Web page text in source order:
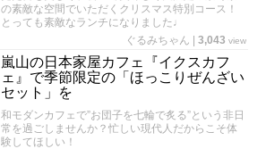
の素敵な空間でいただくクリスマス特別コース！
とっても素敵なランチになりました♩
ぐるみちゃん
3,043 view
嵐山の日本家屋カフェ『イクスカフ
ェ』で季節限定の「ほっこりぜんざい
セット」を
和モダンカフェで”お団子を七輪で炙る”という非日
常を過ごしませんか？忙しい現代人だからこそ体
験してほしい！